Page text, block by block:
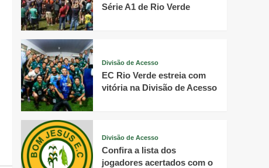
Série A1 de Rio Verde
Divisão de Acesso
EC Rio Verde estreia com
vitória na Divisão de Acesso
Divisão de Acesso
Confira a lista dos
jogadores acertados com o